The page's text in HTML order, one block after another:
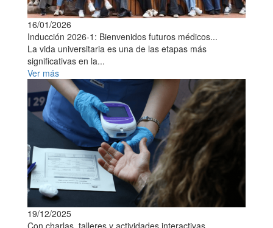
16/01/2026
Inducción 2026-1: Bienvenidos futuros médicos...
La vida universitaria es una de las etapas más
significativas en la...
Ver más
19/12/2025